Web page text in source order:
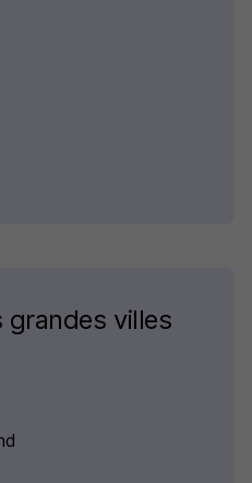
grandes villes